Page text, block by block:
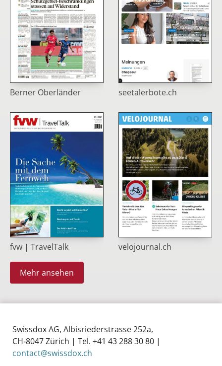
Berner Oberländer seetalerbote.ch
fvw | TravelTalk velojournal.ch
Mehr ansehen
Swissdox AG, Albisriederstrasse 252a,
CH‑8047 Zürich | Tel. +41 43 288 30 80 |
contact@swissdox.ch